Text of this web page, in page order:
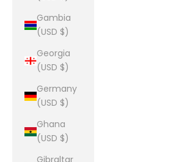
Gambia
(USD $)
Georgia
(USD $)
Germany
(USD $)
Ghana
(USD $)